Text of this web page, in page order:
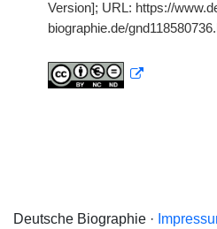
Version]; URL: https://
biographie.de/
Deutsche Biographie ·